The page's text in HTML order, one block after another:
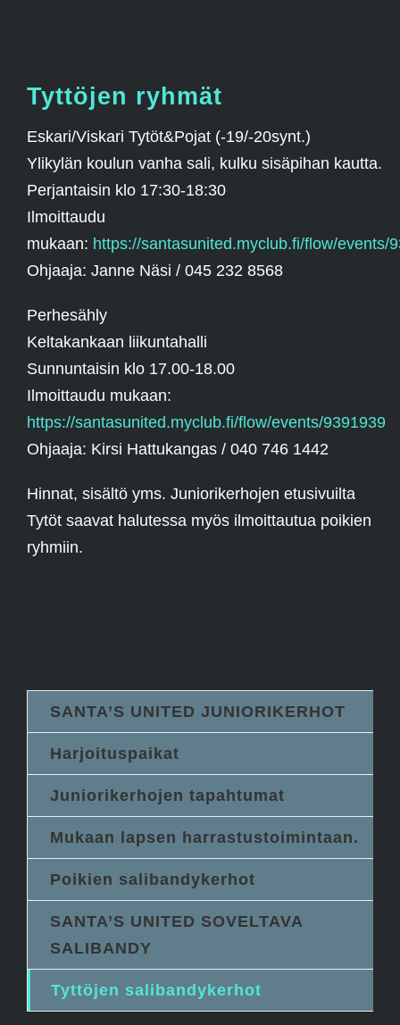
Tyttöjen ryhmät
Eskari/Viskari Tytöt&Pojat (-19/-20synt.)
Ylikylän koulun vanha sali, kulku sisäpihan kautta.
Perjantaisin klo 17:30-18:30
Ilmoittaudu
mukaan: https://santasunited.myclub.fi/flow/events/
Ohjaaja: Janne Näsi / 045 232 8568
Perhesähly
Keltakankaan liikuntahalli
Sunnuntaisin klo 17.00-18.00
Ilmoittaudu mukaan:
https://santasunited.myclub.fi/flow/events/9391939
Ohjaaja: Kirsi Hattukangas / 040 746 1442
Hinnat, sisältö yms. Juniorikerhojen etusivuilta
Tytöt saavat halutessa myös ilmoittautua poikien
ryhmiin.
SANTA’S UNITED JUNIORIKERHOT
Harjoituspaikat
Juniorikerhojen tapahtumat
Mukaan lapsen harrastustoimintaan.
Poikien salibandykerhot
SANTA’S UNITED SOVELTAVA
SALIBANDY
Tyttöjen salibandykerhot